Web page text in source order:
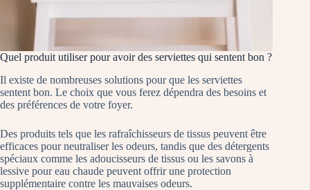
Quel produit utiliser pour avoir des serviettes qui sentent bon ?
Il existe de nombreuses solutions pour que les serviettes
sentent bon. Le choix que vous ferez dépendra des besoins et
des préférences de votre foyer.
Des produits tels que les rafraîchisseurs de tissus peuvent être
efficaces pour neutraliser les odeurs, tandis que des détergents
spéciaux comme les adoucisseurs de tissus ou les savons à
lessive pour eau chaude peuvent offrir une protection
supplémentaire contre les mauvaises odeurs.